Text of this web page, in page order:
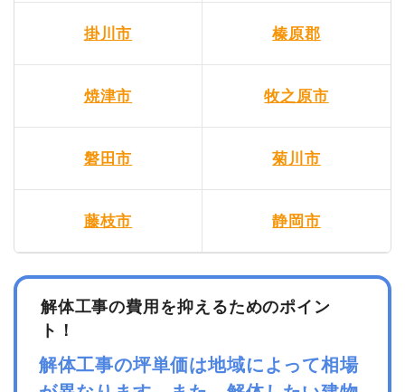
掛川市 榛原郡
焼津市 牧之原市
磐田市 菊川市
藤枝市 静岡市
解体工事の費用を抑えるためのポイン
ト！
解体工事の坪単価は地域によって相場